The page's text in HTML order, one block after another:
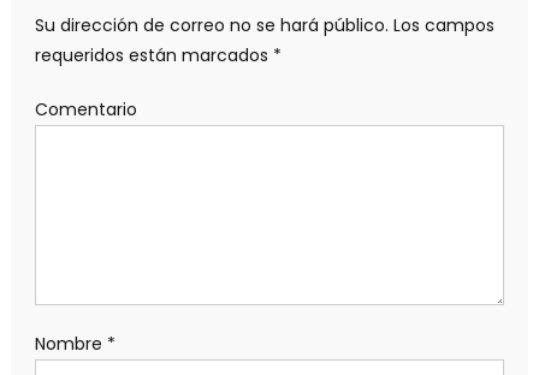
Su dirección de correo no se hará público. Los campos
requeridos están marcados *
Comentario
Nombre *